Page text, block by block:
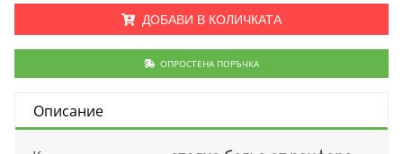
ДОБАВИ В КОЛИЧКАТА
ОПРОСТЕНА ПОРЪЧКА
Описание